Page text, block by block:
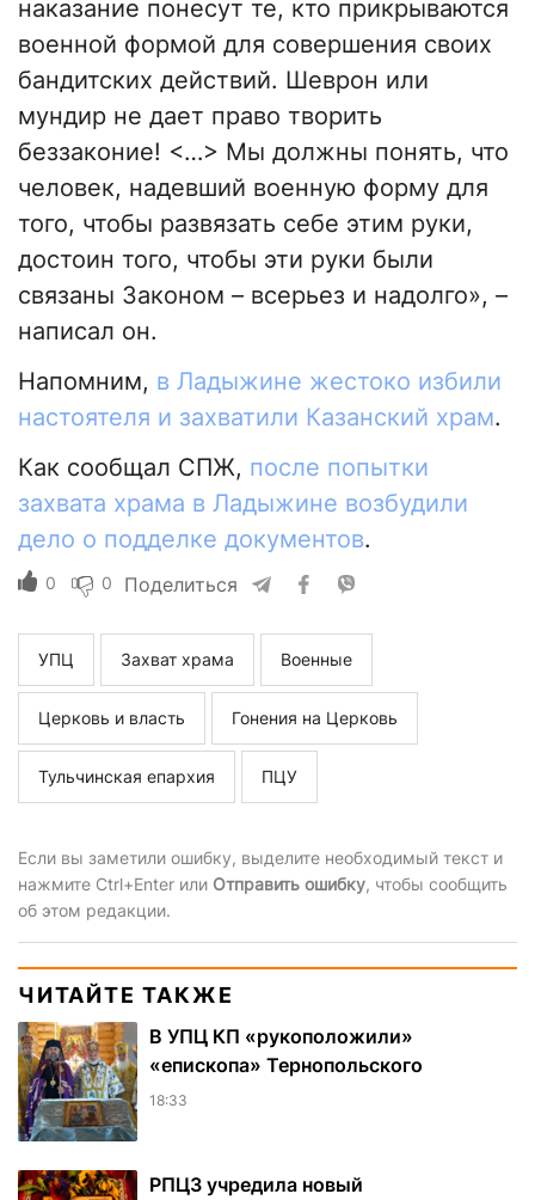
наказание понесут те, кто прикрываются
военной формой для совершения своих
бандитских действий. Шеврон или
мундир не дает право творить
беззаконие! <…> Мы должны понять, что
человек, надевший военную форму для
того, чтобы развязать себе этим руки,
достоин того, чтобы эти руки были
связаны Законом – всерьез и надолго», –
написал он.
Напомним, в Ладыжине жестоко избили
настоятеля и захватили Казанский храм.
Как сообщал СПЖ, после попытки
захвата храма в Ладыжине возбудили
дело о подделке документов.
0 0 Поделиться
УПЦ Захват храма Военные
Церковь и власть Гонения на Церковь
Тульчинская епархия ПЦУ
Если вы заметили ошибку, выделите необходимый текст и
нажмите Ctrl+Enter или Отправить ошибку, чтобы сообщить
об этом редакции.
ЧИТАЙТЕ ТАКЖЕ
В УПЦ КП «рукоположили»
«епископа» Тернопольского
18:33
РПЦЗ учредила новый